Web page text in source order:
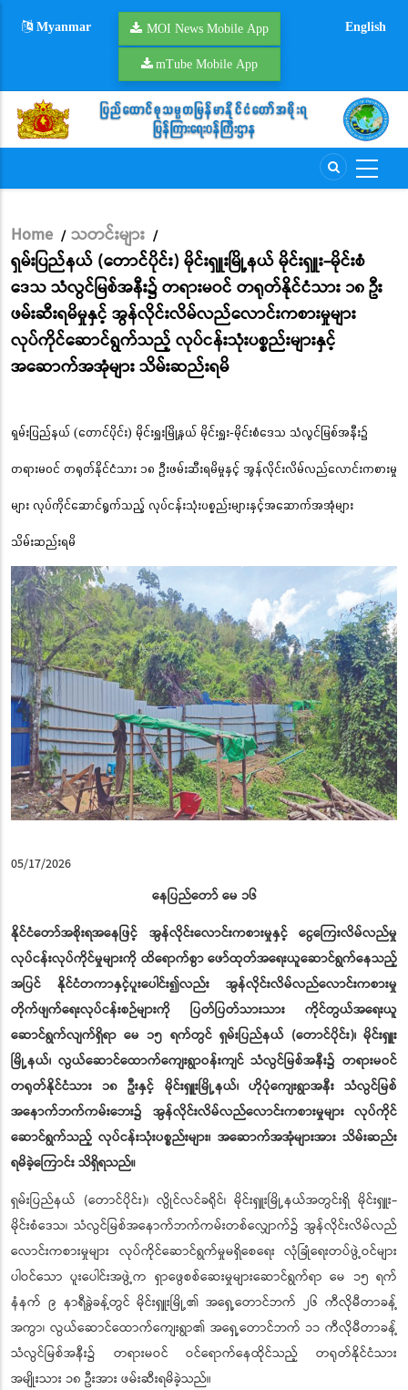
Myanmar MOI News Mobile App
mTube Mobile App
English
Breadcrumb
Home / သတင်းများ /
ရှမ်းပြည်နယ် (တောင်ပိုင်း) မိုင်းရှူးမြို့နယ် မိုင်းရှူး-မိုင်းစံ
ဒေသ သံလွင်မြစ်အနီး၌ တရားမဝင် တရုတ်နိုင်ငံသား ၁၈ ဦး
ဖမ်းဆီးရမိမှုနှင့် အွန်လိုင်းလိမ်လည်လောင်းကစားမှုများ
လုပ်ကိုင်ဆောင်ရွက်သည့် လုပ်ငန်းသုံးပစ္စည်းများနှင့်
အဆောက်အအုံများ သိမ်းဆည်းရမိ
ရှမ်းပြည်နယ် (တောင်ပိုင်း) မိုင်းရှူးမြို့နယ် မိုင်းရှူး-မိုင်းစံဒေသ သံလွင်မြစ်အနီး၌
တရားမဝင် တရုတ်နိုင်ငံသား ၁၈ ဦးဖမ်းဆီးရမိမှုနှင့် အွန်လိုင်းလိမ်လည်လောင်းကစားမှု
များ လုပ်ကိုင်ဆောင်ရွက်သည့် လုပ်ငန်းသုံးပစ္စည်းများနှင့်အဆောက်အအုံများ
သိမ်းဆည်းရမိ
05/17/2026
နေပြည်တော် မေ ၁၆
နိုင်ငံတော်အစိုးရအနေဖြင့် အွန်လိုင်းလောင်းကစားမှုနှင့် ငွေကြေးလိမ်လည်မှု
လုပ်ငန်းလုပ်ကိုင်မှုများကို ထိရောက်စွာ ဖော်ထုတ်အရေးယူဆောင်ရွက်နေသည့်
အပြင် နိုင်ငံတကာနှင့်ပူးပေါင်း၍လည်း အွန်လိုင်းလိမ်လည်လောင်းကစားမှု
တိုက်ဖျက်ရေးလုပ်ငန်းစဉ်များကို ပြတ်ပြတ်သားသား ကိုင်တွယ်အရေးယူ
ဆောင်ရွက်လျက်ရှိရာ မေ ၁၅ ရက်တွင် ရှမ်းပြည်နယ် (တောင်ပိုင်း)၊ မိုင်းရှူး
မြို့နယ်၊ လွယ်ဆောင်ထောက်ကျေးရွာဝန်းကျင် သံလွင်မြစ်အနီး၌ တရားမဝင်
တရုတ်နိုင်ငံသား ၁၈ ဦးနှင့် မိုင်းရှူးမြို့နယ်၊ ဟိုပုံကျေးရွာအနီး သံလွင်မြစ်
အနောက်ဘက်ကမ်းဘေး၌ အွန်လိုင်းလိမ်လည်လောင်းကစားမှုများ လုပ်ကိုင်
ဆောင်ရွက်သည့် လုပ်ငန်းသုံးပစ္စည်းများ၊ အဆောက်အအုံများအား သိမ်းဆည်း
ရမိခဲ့ကြောင်း သိရှိရသည်။
ရှမ်းပြည်နယ် (တောင်ပိုင်း)၊ လွိုင်လင်ခရိုင်၊ မိုင်းရှူးမြို့နယ်အတွင်းရှိ မိုင်းရှူး-
မိုင်းစံဒေသ၊ သံလွင်မြစ်အနောက်ဘက်ကမ်းတစ်လျှောက်၌ အွန်လိုင်းလိမ်လည်
လောင်းကစားမှုများ လုပ်ကိုင်ဆောင်ရွက်မှုမရှိစေရေး လုံခြုံရေးတပ်ဖွဲ့ဝင်များ
ပါဝင်သော ပူးပေါင်းအဖွဲ့က ရှာဖွေစစ်ဆေးမှုများဆောင်ရွက်ရာ မေ ၁၅ ရက်
နံနက် ၉ နာရီခွဲခန့်တွင် မိုင်းရှူးမြို့၏ အရှေ့တောင်ဘက် ၂၆ ကီလိုမီတာခန့်
အကွာ၊ လွယ်ဆောင်ထောက်ကျေးရွာ၏ အရှေ့တောင်ဘက် ၁၁ ကီလိုမီတာခန့်
သံလွင်မြစ်အနီး၌ တရားမဝင် ဝင်ရောက်နေထိုင်သည့် တရုတ်နိုင်ငံသား
အမျိုးသား ၁၈ ဦးအား ဖမ်းဆီးရမိခဲ့သည်။